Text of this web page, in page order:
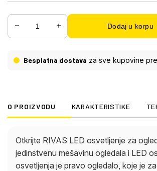
pomoću dodirnog dimera, koji takođe ima
memorije. To znači da se osvetljenost uvek
resetuje na poslednji nivo kada se
uključivanja/isključivanja može se lako i
pruža svetao i neutralan izvor svetlosti.
Dodaj u korpu
Besplatna dostava za sve kupovine
O PROIZVODU KARAKTERISTIKE
Otkrijte RIVAS LED osvetljenje za
jedinstvenu mešavinu ogledala i LED
osvetljenja je pravo ogledalo, koje je